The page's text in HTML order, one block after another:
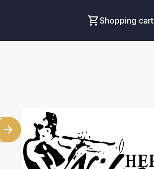
Shopping cart